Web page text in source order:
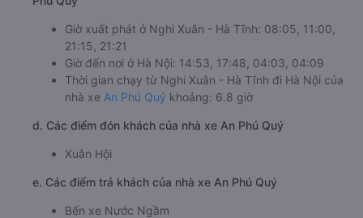
Giờ xuất phát ở Nghi Xuân - Hà Tĩnh: 08:05, 11:00,
21:15, 21:21
Giờ đến nơi ở Hà Nội: 14:53, 17:48, 04:03, 04:09
Thời gian chạy từ Nghi Xuân - Hà Tĩnh đi Hà Nội của
nhà xe An Phú Quý khoảng: 6.8 giờ
d. Các điểm đón khách của nhà xe An Phú Quý
Xuân Hội
e. Các điểm trả khách của nhà xe An Phú Quý
Bến xe Nước Ngầm